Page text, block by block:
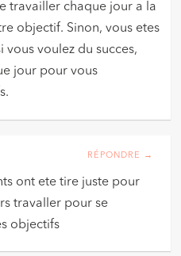
travailler chaque jour a la
objectif. Sinon, vous etes
vous voulez du succes,
jour pour vous
RÉPONDRE →
ont ete tire juste pour
travaller pour se
objectifs